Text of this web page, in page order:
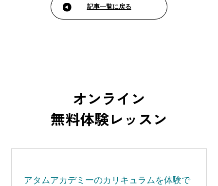
記事一覧に戻る
オンライン
無料体験レッスン
アタムアカデミーのカリキュラムを体験で